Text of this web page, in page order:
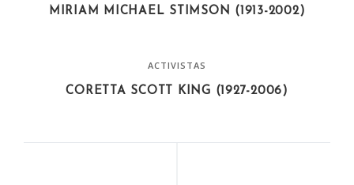
MIRIAM MICHAEL STIMSON (1913-2002)
ACTIVISTAS
CORETTA SCOTT KING (1927-2006)